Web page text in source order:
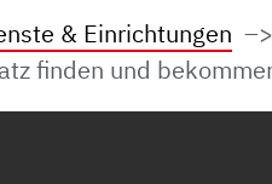
& Einrichtungen
finden und